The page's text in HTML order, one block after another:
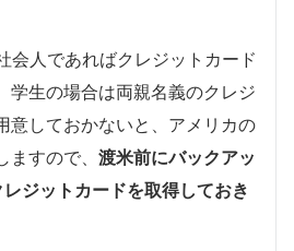
会人であればクレジットカード
学生の場合は両親名義のクレジ
意しておかないと、アメリカの
すので、 渡米前にバックアッ
ジットカードを取得しておき